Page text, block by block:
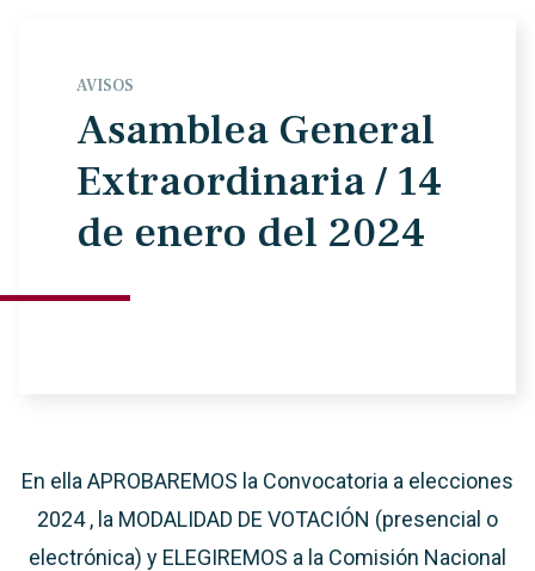
AVISOS
Asamblea General
Extraordinaria / 14
de enero del 2024
En ella APROBAREMOS la Convocatoria a elecciones
2024 , la MODALIDAD DE VOTACIÓN (presencial o
electrónica) y ELEGIREMOS a la Comisión Nacional